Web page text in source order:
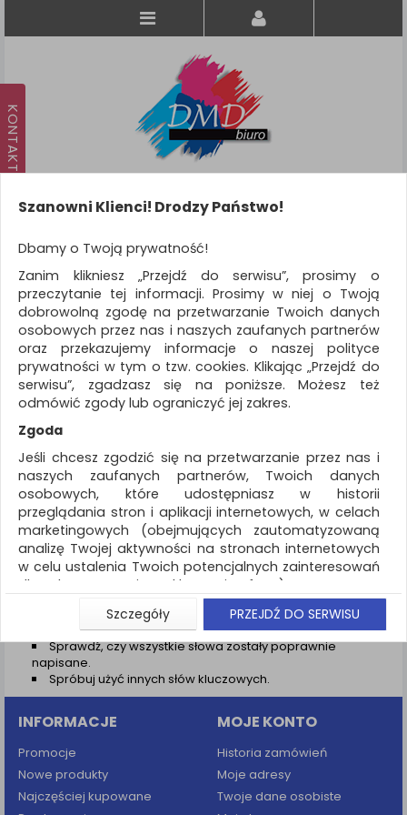
KATEGORIE
WSZYSTKIE KATEGORIE
FILTRY
Więcej
REKLAMA
AKTUALNOŚCI
Wyniki wyszukiwania
NIE ZNALEZIONO PRODUKTÓW
Nie odnaleziono produktów wg przyjętych kryteriów
PODPOWIEDZI
Zmień kryteria wyszukiwania zaznaczając inne filtry i
wyszukaj ponownie
Sprawdź, czy wszystkie słowa zostały poprawnie
napisane.
Spróbuj użyć innych słów kluczowych.
INFORMACJE
Promocje
Nowe produkty
Najczęściej kupowane
MOJE KONTO
Historia zamówień
Moje adresy
Twoje dane osobiste
Szanowni Klienci! Drodzy Państwo!
Dbamy o Twoją prywatność!
Zanim klikniesz „Przejdź do serwisu”, prosimy o
przeczytanie tej informacji. Prosimy w niej o Twoją
dobrowolną zgodę na przetwarzanie Twoich danych
osobowych przez nas i naszych zaufanych partnerów
oraz przekazujemy informacje o naszej polityce
prywatności w tym o tzw. cookies. Klikając „Przejdź do
serwisu”, zgadzasz się na poniższe. Możesz też
odmówić zgody lub ograniczyć jej zakres.
Zgoda
Jeśli chcesz zgodzić się na przetwarzanie przez nas i
naszych zaufanych partnerów, Twoich danych
osobowych, które udostępniasz w historii
przeglądania stron i aplikacji internetowych, w celach
marketingowych (obejmujących zautomatyzowaną
analizę Twojej aktywności na stronach internetowych
w celu ustalenia Twoich potencjalnych zainteresowań
dla dostosowania reklamy i oferty), w tym na
umieszczanie tzw. cookies na Twoich urządzeniach i
ich odczytywanie, kliknij przycisk „Przejdź do serwisu”.
Jeśli nie chcesz wyrazić zgody lub ograniczyć jej
zakres, kliknij „Szczegóły”, gdzie znajdziesz wszelkie
informacje o tym jak to zrobić . Te same informacje
znajdziesz także na podstronie z naszą polityką
prywatności obowiązującą od 25 maja 2018.
W przypadku użytkowników zalogowanych, aby
umożliwić prawidłową realizację Umowy z Państwem i
związane z tym prawidłowe działanie naszej strony
www, a w szczególności np. wysłanie potwierdzenia
Szczegóły PRZEJDŹ DO SERWISU